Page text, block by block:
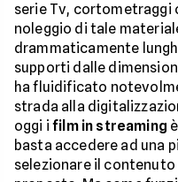
serie Tv, cortometraggi
noleggio di tale
drammaticamente
supporti dalle
ha fluidificato
strada alla
oggi ifilm in streaming
basta accedere ad una
selezionare il